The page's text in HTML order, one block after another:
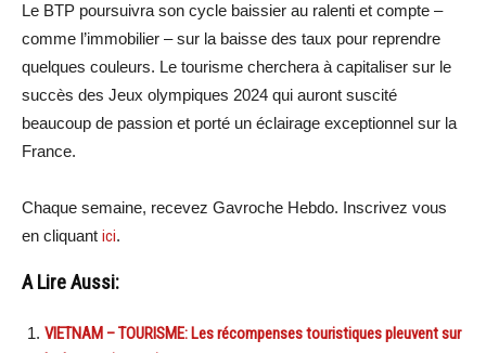
Le BTP poursuivra son cycle baissier au ralenti et compte –
comme l’immobilier – sur la baisse des taux pour reprendre
quelques couleurs. Le tourisme cherchera à capitaliser sur le
succès des Jeux olympiques 2024 qui auront suscité
beaucoup de passion et porté un éclairage exceptionnel sur la
France.
Chaque semaine, recevez Gavroche Hebdo. Inscrivez vous
en cliquant ici.
A Lire Aussi:
VIETNAM – TOURISME: Les récompenses touristiques pleuvent sur